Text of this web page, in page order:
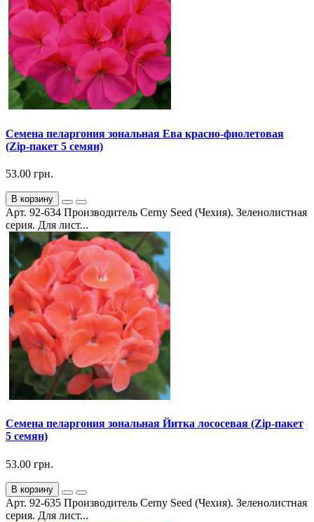
Семена пеларгония зональная Ева красно-фиолетовая
(Zip-пакет 5 семян)
53.00 грн.
В корзину
Арт. 92-634 Производитель Cerny Seed (Чехия). Зеленолистная
серия. Для лист...
Семена пеларгония зональная Йитка лососевая (Zip-пакет
5 семян)
53.00 грн.
В корзину
Арт. 92-635 Производитель Cerny Seed (Чехия). Зеленолистная
серия. Для лист...